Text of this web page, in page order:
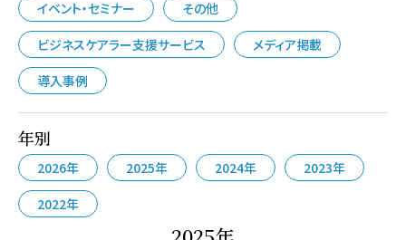
お役立ち情報
お知らせ
会社概要
イベント・セミナー
その他
ビジネスケアラー支援サービス
メディア掲載
導入事例
年別
2026年 2025年 2024年
2023年
2022年